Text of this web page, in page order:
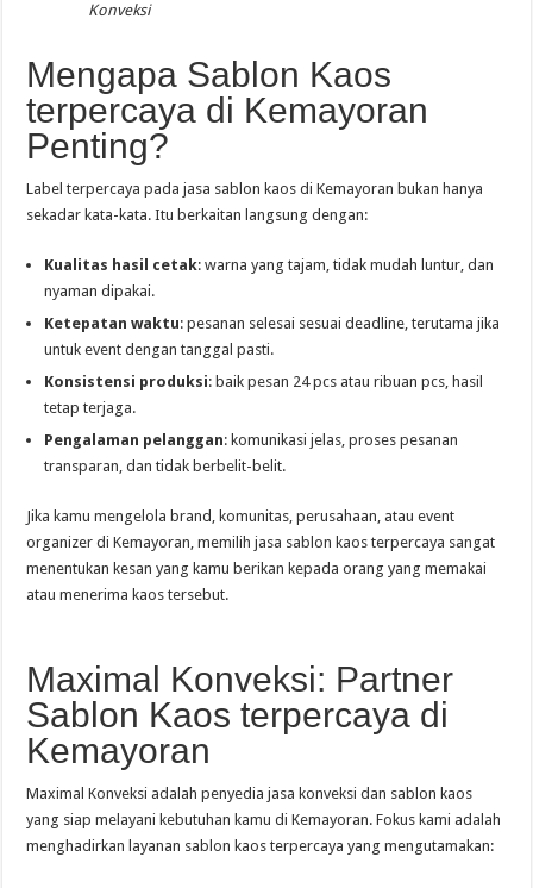
Konveksi
Mengapa Sablon Kaos
terpercaya di Kemayoran
Penting?
Label terpercaya pada jasa sablon kaos di Kemayoran bukan hanya
sekadar kata-kata. Itu berkaitan langsung dengan:
Kualitas hasil cetak: warna yang tajam, tidak mudah luntur, dan
nyaman dipakai.
Ketepatan waktu: pesanan selesai sesuai deadline, terutama jika
untuk event dengan tanggal pasti.
Konsistensi produksi: baik pesan 24 pcs atau ribuan pcs, hasil
tetap terjaga.
Pengalaman pelanggan: komunikasi jelas, proses pesanan
transparan, dan tidak berbelit-belit.
Jika kamu mengelola brand, komunitas, perusahaan, atau event
organizer di Kemayoran, memilih jasa sablon kaos terpercaya sangat
menentukan kesan yang kamu berikan kepada orang yang memakai
atau menerima kaos tersebut.
Maximal Konveksi: Partner
Sablon Kaos terpercaya di
Kemayoran
Maximal Konveksi adalah penyedia jasa konveksi dan sablon kaos
yang siap melayani kebutuhan kamu di Kemayoran. Fokus kami adalah
menghadirkan layanan sablon kaos terpercaya yang mengutamakan: